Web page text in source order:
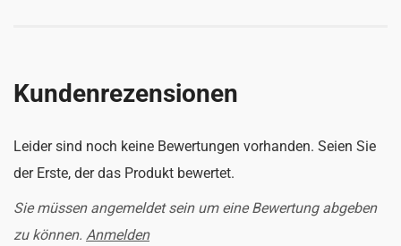
Kundenrezensionen
Leider sind noch keine Bewertungen vorhanden. Seien Sie
der Erste, der das Produkt bewertet.
Sie müssen angemeldet sein um eine Bewertung abgeben
zu können. Anmelden